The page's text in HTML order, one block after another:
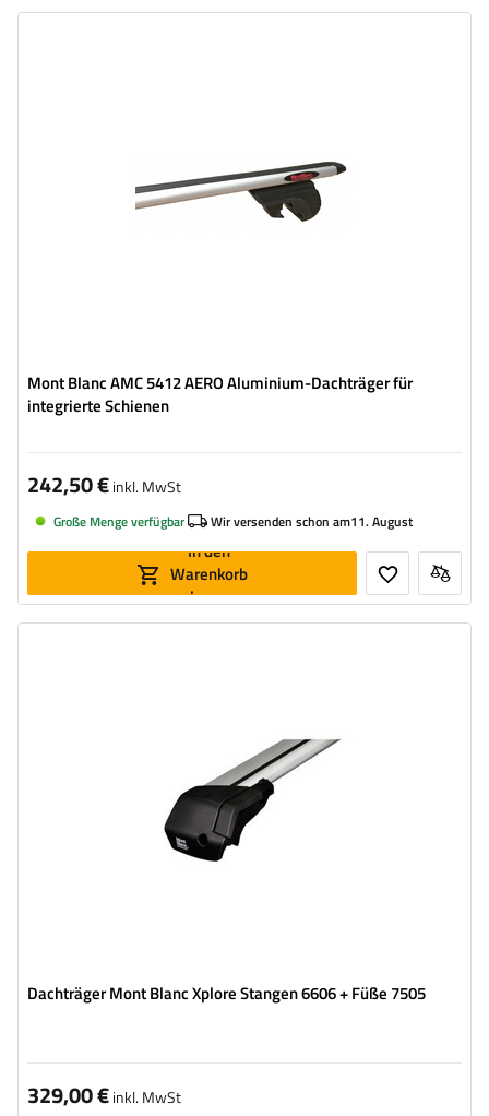
Mont Blanc AMC 5412 AERO Aluminium-Dachträger für
integrierte Schienen
242,50 €inkl. MwSt
Große Menge verfügbar Wir versenden schon am11. August
In den
Warenkorb
legen
Dachträger Mont Blanc Xplore Stangen 6606 + Füße 7505
329,00 €inkl. MwSt